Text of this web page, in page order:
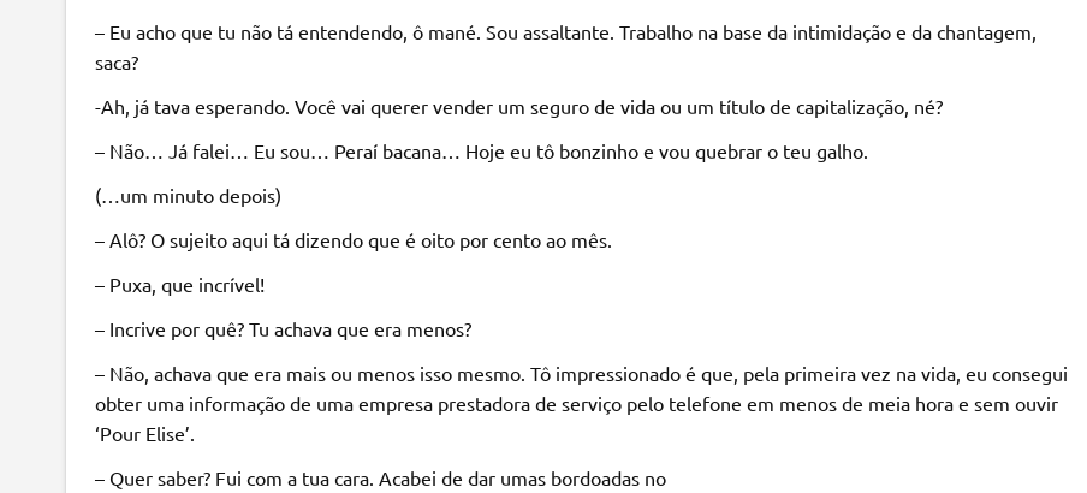
– Eu acho que tu não tá entendendo, ô mané. Sou assaltante. Trabalho na base da intimidação e da chantagem,
saca?
-Ah, já tava esperando. Você vai querer vender um seguro de vida ou um título de capitalização, né?
– Não… Já falei… Eu sou… Peraí bacana… Hoje eu tô bonzinho e vou quebrar o teu galho.
(…um minuto depois)
– Alô? O sujeito aqui tá dizendo que é oito por cento ao mês.
– Puxa, que incrível!
– Incrive por quê? Tu achava que era menos?
– Não, achava que era mais ou menos isso mesmo. Tô impressionado é que, pela primeira vez na vida, eu consegui
obter uma informação de uma empresa prestadora de serviço pelo telefone em menos de meia hora e sem ouvir
‘Pour Elise’.
– Quer saber? Fui com a tua cara. Acabei de dar umas bordoadas no